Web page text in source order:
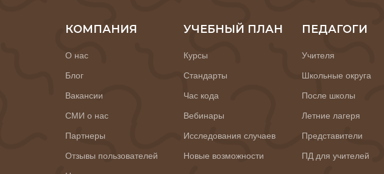
КОМПАНИЯ
О нас
Блог
Вакансии
СМИ о нас
Партнеры
Отзывы пользователей
УЧЕБНЫЙ ПЛАН
Курсы
Стандарты
Час кода
Вебинары
Исследования случаев
Новые возможности
ПЕДАГОГИ
Учителя
Школьные округа
После школы
Летние лагеря
Представители
ПД для учителей